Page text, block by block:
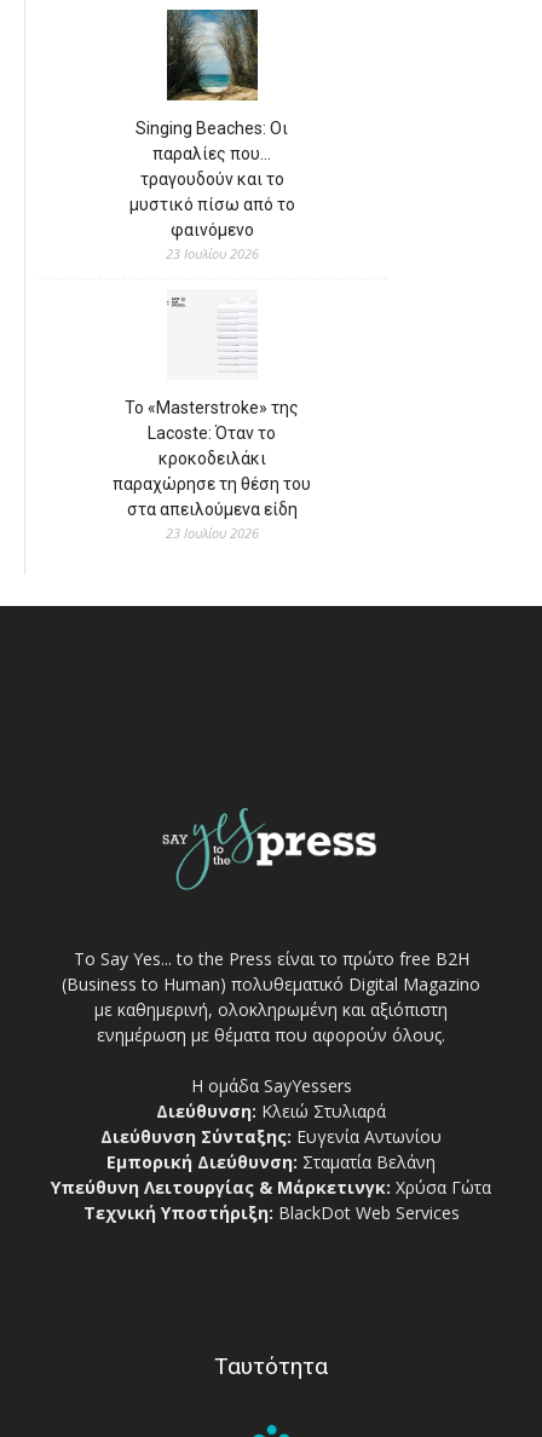
Singing Beaches: Οι
παραλίες που…
τραγουδούν και το
μυστικό πίσω από το
φαινόμενο
23 Ιουλίου 2026
Το «Masterstroke» της
Lacoste: Όταν το
κροκοδειλάκι
παραχώρησε τη θέση του
στα απειλούμενα είδη
23 Ιουλίου 2026
Το Say Yes... to the Press είναι το πρώτο free Β2Η
(Business to Human) πολυθεματικό Digital Magazino
με καθημερινή, ολοκληρωμένη και αξιόπιστη
ενημέρωση με θέματα που αφορούν όλους.
Η ομάδα SayYessers
Διεύθυνση: Κλειώ Στυλιαρά
Διεύθυνση Σύνταξης: Ευγενία Αντωνίου
Εμπορική Διεύθυνση: Σταματία Βελάνη
Υπεύθυνη Λειτουργίας & Μάρκετινγκ: Χρύσα Γώτα
Τεχνική Υποστήριξη: BlackDot Web Services
Ταυτότητα